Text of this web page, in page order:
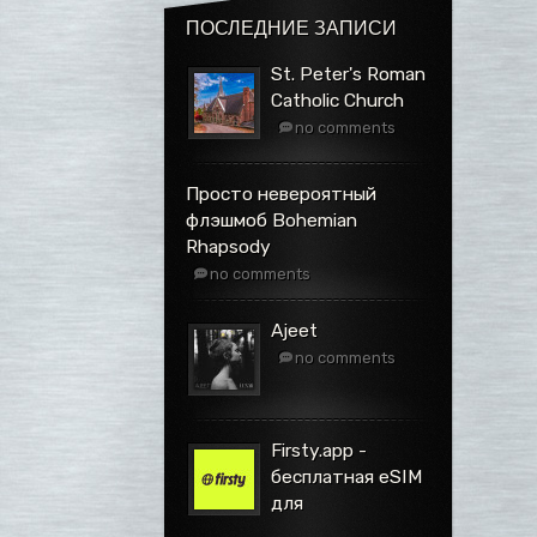
ПОСЛЕДНИЕ ЗАПИСИ
St. Peter's Roman
Catholic Church
no comments
Просто невероятный
флэшмоб Bohemian
Rhapsody
no comments
Ajeet
no comments
Firsty.app -
бесплатная eSIM
для